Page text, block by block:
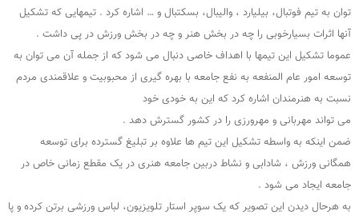
توان به تیم فوتبال، بیلیارد ، والیبال، بسکتبال و … اشاره کرد . تیمهایی که تشکیل
آنها اثرات بسیارخوبی را چه در بخش هنر و چه در بخش ورزش در پی داشت .
عموما تشکیل این تیمها با اهداف خاصی دنبال می شود که از جمله آن می توان به
توسعه امور عام المنفعه به نفع جامعه با بهره گیری از محبوبیت و علاقمندی مردم
نسبت به هنرمندان اشاره کرد که این به خودی خود
می تواند مهربانی و مهرورزی را در کشور گسترش دهد .
ضمن اینکه به واسطه تشکیل این تیم ها علاوه بر تبلیغ گسترده برای توسعه
همگانی ورزش ، شادابی و نشاط دربین جامعه هنری در یک مقطع زمانی خاص در
جامعه ایجاد می شود .
به هرحال دیدن این تصویر که یک سوپر استار تلویزیون، لباس ورزشی برتن کرده و پا